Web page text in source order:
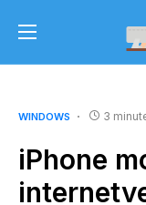
WINDOWS 3
iPhone